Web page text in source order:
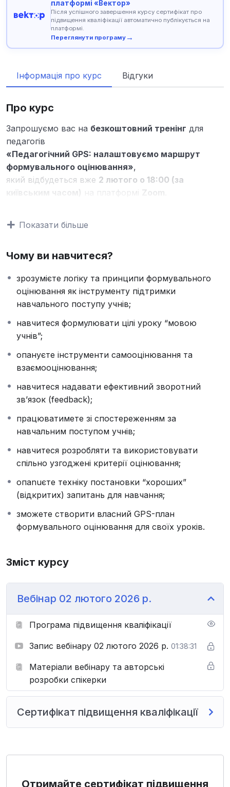
платформі «Вектор»
Після успішного завершення курсу сертифікат про
підвищення кваліфікації автоматично публікується на
платформі.
Переглянути програму→
Інформація про курс Відгуки
Про курс
Запрошуємо вас на безкоштовний тренінг для
педагогів
«Педагогічний GPS: налаштовуємо маршрут
формувального оцінювання»,
який відбудеться вже 2 лютого о 18:00 (за
київським часом)
на платформі Zoom
підтримки навчального поступу учнів
розуміли, куди вони рухаються, що вже вміють і
Під час тренінгу ви дізнаєтеся, як:
формулюватицілі уроку мовою учнів
використовувати формувальне оцінювання для
щоденної підтримки навчання;
застосовувати
надавати ефективнийзворотний зв’язок
(feedback);
спостерігати й фіксуватинавчальний поступ
учнів;
критерії оцінювання;
ставити запитання, що реально
навчання, а не лише перевіряють;
створити власнийGPS-план формувального
Участь у тренінгу — безкоштовна (за
попередньою реєстрацією).
За100 грнви можете отриматисертифікат про
підвищення кваліфікації (3 години)
Формувальне оцінювання — це не про бали, а про
Показати більше
Чому ви навчитеся?
зрозумієте логіку та принципи формувального
оцінювання як інструменту підтримки
навчального поступу учнів;
навчитеся формулювати цілі уроку “мовою
учнів”;
опануєте інструменти самооцінювання та
взаємооцінювання;
навчитеся надавати ефективний зворотний
зв’язок (feedback);
працюватимете зі спостереженням за
навчальним поступом учнів;
навчитеся розробляти та використовувати
спільно узгоджені критерії оцінювання;
опanuєте техніку постановки “хороших”
(відкритих) запитань для навчання;
зможете створити власний GPS-план
формувального оцінювання для своїх уроків.
Зміст курсу
Вебінар 02 лютого 2026 р.
Програма підвищення кваліфікації
Запис вебінару 02 лютого 2026 р. 01:38:31
Матеріали вебінару та авторські
розробки спікерки
Сертифікат підвищення кваліфікації
Отримайте сертифікат підвищення